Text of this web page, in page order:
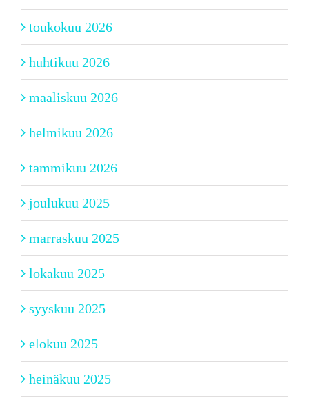
toukokuu 2026
huhtikuu 2026
maaliskuu 2026
helmikuu 2026
tammikuu 2026
joulukuu 2025
marraskuu 2025
lokakuu 2025
syyskuu 2025
elokuu 2025
heinäkuu 2025